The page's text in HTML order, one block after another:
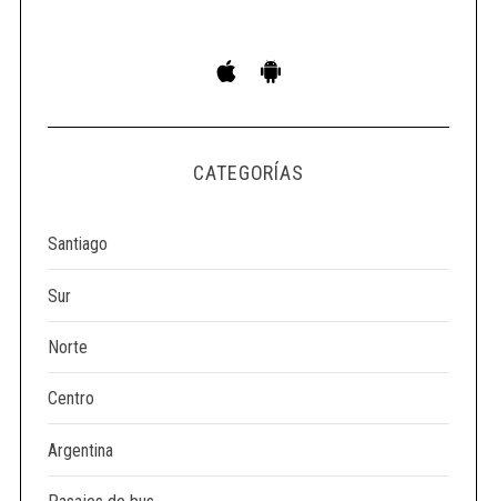
CATEGORÍAS
Santiago
Sur
Norte
Centro
Argentina